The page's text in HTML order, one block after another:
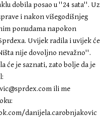
dobila posao u ''24 sata''. Uz
i nakon višegodišnjeg
ponudama napokon
Uvijek radila i uvijek će
nije dovoljno nevažno''.
će je saznati, zato bolje da je
ili me
danijela.carobnjakovic